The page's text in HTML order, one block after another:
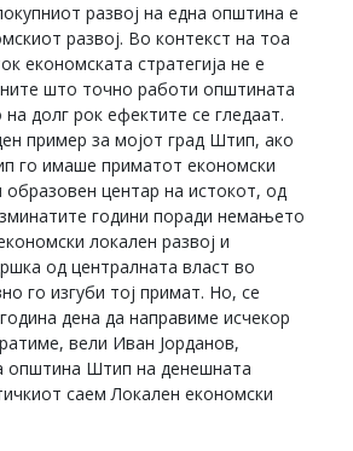
развој на една општина е
развој. Во контекст на тоа
економската стратегија не е
што точно работи општината
долг рок ефектите се гледаат.
пример за мојот град Штип, ако
го имаше приматот економски
образовен центар на истокот, од
години поради немањето
локален развој и
од централната власт во
го изгуби тој примат. Но, се
дена да направиме исчекор
вели Иван Јорданов,
општина Штип на денешната
саем Локален економски